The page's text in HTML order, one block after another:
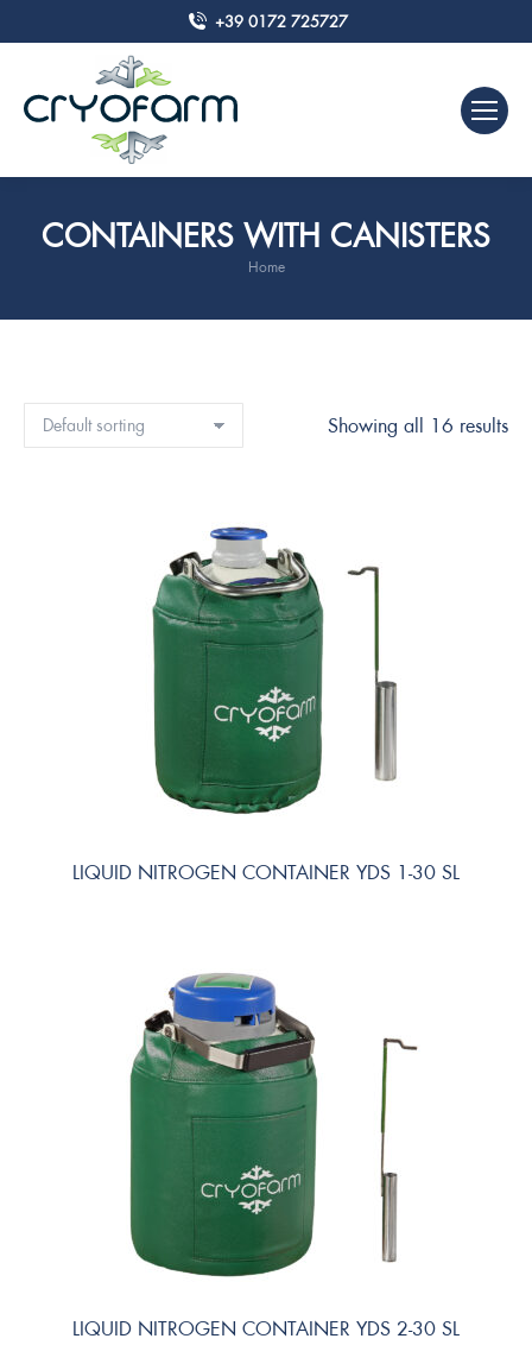
+39 0172 725727
CONTAINERS WITH CANISTERS
You are here:
Home
Showing all 16 results
LIQUID NITROGEN CONTAINER YDS 1-30 SL
LIQUID NITROGEN CONTAINER YDS 2-30 SL